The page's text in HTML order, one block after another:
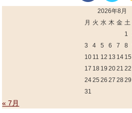
2026年8月
月 火 水 木 金 土
1
3
4 5 6 7 8
10 11 12 13 14 15
17 18 19 2021 22
2425 26 27 28 29
31
« 7月